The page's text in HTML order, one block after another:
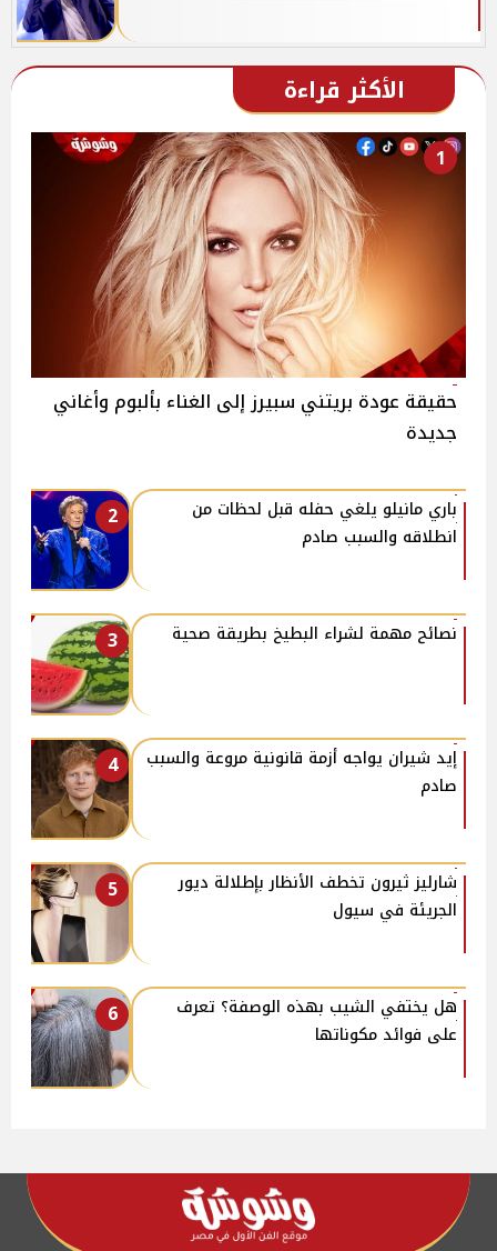
الأكثر قراءة
1
حقيقة عودة بريتني سبيرز إلى الغناء بألبوم وأغاني
جديدة
2
باري مانيلو يلغي حفله قبل لحظات من
انطلاقه والسبب صادم
3 نصائح مهمة لشراء البطيخ بطريقة صحية
4
إيد شيران يواجه أزمة قانونية مروعة والسبب
صادم
5
شارليز ثيرون تخطف الأنظار بإطلالة ديور
الجريئة في سيول
6
هل يختفي الشيب بهذه الوصفة؟ تعرف
على فوائد مكوناتها